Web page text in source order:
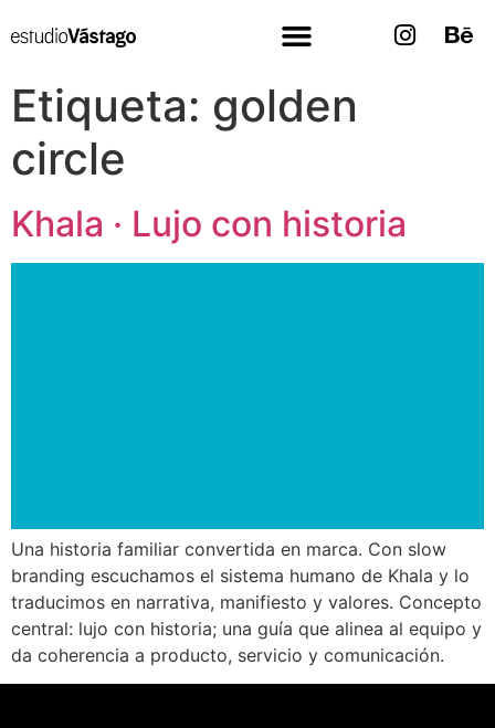
Etiqueta: golden
circle
Khala · Lujo con historia
Una historia familiar convertida en marca. Con slow
branding escuchamos el sistema humano de Khala y lo
traducimos en narrativa, manifiesto y valores. Concepto
central: lujo con historia; una guía que alinea al equipo y
da coherencia a producto, servicio y comunicación.